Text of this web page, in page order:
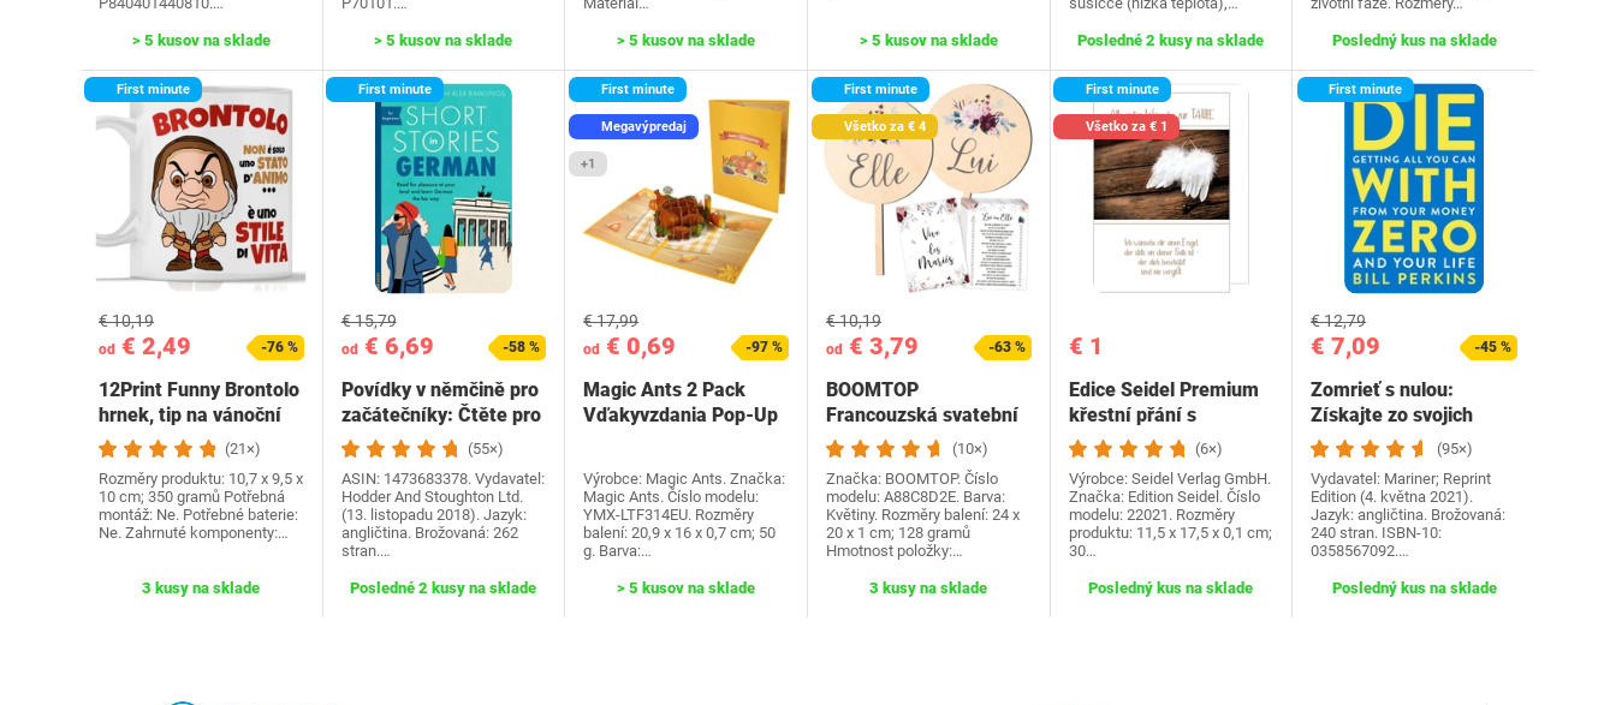
> 5 kusov na sklade > 5 kusov na sklade > 5 kusov na sklade > 5 kusov na sklade Posledné 2 kusy na sklade Posledný kus na sklade
First minute
od € 2,49
€ 10,19
-76 %
12Print Funny Brontolo
hrnek, tip na vánoční
dárek a…
(21×)
Rozměry produktu: 10,7 x 9,5 x
10 cm; 350 gramů Potřebná
montáž: Ne. Potřebné baterie:
Ne. Zahrnuté komponenty:…
3 kusy na sklade
First minute
od€ 6,69
€ 15,79
-58 %
Povídky v němčině pro
začátečníky: Čtěte pro
radost na své…(55×)
ASIN: 1473683378. Vydavatel:
Hodder And Stoughton Ltd.
(13. listopadu 2018). Jazyk:
angličtina. Brožovaná: 262
stran.…
Posledné 2 kusy na sklade
First minute
Megavýpredaj
+1
od € 0,69
€ 17,99
-97 %
Magic Ants 2 Pack
Vďakyvzdania Pop-Up
Výrobce: Magic Ants. Značka:
Magic Ants. Číslo modelu:
YMX-LTF314EU. Rozměry
balení: 20,9 x 16 x 0,7 cm; 50
g. Barva:…
> 5 kusov na sklade
First minute
Všetko za € 4
od€ 3,79
€ 10,19
-63 %
BOOMTOP
Francouzská svatební
hra Dřevěná cedulka a
kvízové…
(10×)
Značka: BOOMTOP. Číslo
modelu: A88C8D2E. Barva:
Květiny. Rozměry balení: 24 x
20 x 1 cm; 128 gramů
Hmotnost položky:…
3 kusy na sklade
First minute
Všetko za € 1
€ 1
Edice Seidel Premium
křestní přání s
obálkou. Přání ke
křtu…
(6×)
Výrobce: Seidel Verlag GmbH.
Značka: Edition Seidel. Číslo
modelu: 22021. Rozměry
produktu: 11,5 x 17,5 x 0,1 cm;
30…
Posledný kus na sklade
First minute
€ 7,09
€ 12,79
-45 %
Zomrieť s nulou:
Získajte zo svojich
peňazí a života…
(95×)
Vydavatel: Mariner; Reprint
Edition (4. května 2021).
Jazyk: angličtina. Brožovaná:
240 stran. ISBN-10:
0358567092.…
Posledný kus na sklade